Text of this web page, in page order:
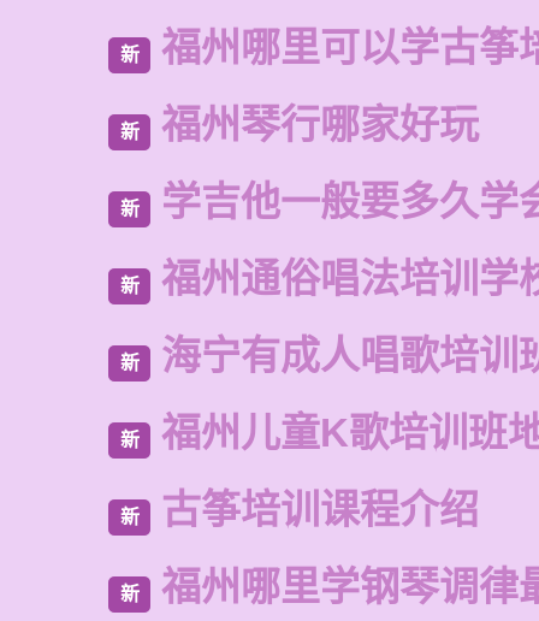
新 福州哪里可以学古筝
新 福州琴行哪家好玩
新 学吉他一般要多久学
新 福州通俗唱法培训学
新 海宁有成人唱歌培训
新 福州儿童K歌培训班
新 古筝培训课程介绍
新 福州哪里学钢琴调律